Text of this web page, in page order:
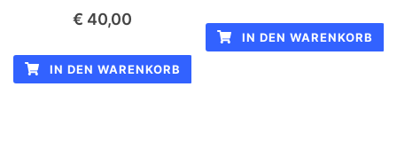
€ 40,00
IN DEN WARENKORB
IN DEN WARENKORB